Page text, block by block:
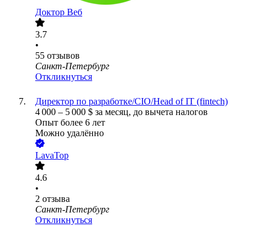
Доктор Веб
3.7
•
55 отзывов
Санкт-Петербург
Откликнуться
Директор по разработке/CIO/Head of IT (fintech)
4 000 – 5 000 $ за месяц, до вычета налогов
Опыт более 6 лет
Можно удалённо
LavaTop
4.6
•
2 отзыва
Санкт-Петербург
Откликнуться